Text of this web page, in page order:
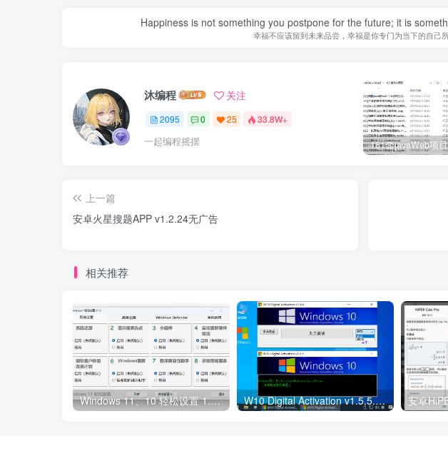
Happiness is not something you postpone for the future; it is
幸福不应该留到未来品尝，幸福是你专门为当下的自己
沐编程 关注
2095 0 25 33.8W+
一起编程摇摆
上一篇
安卓火星搜题APP v1.2.24无广告
相关推荐
Windows 11、10 轻松设置 1.10 正式版 W10 Digital Activation v1.5.5.4 Win10数字永久激活工具